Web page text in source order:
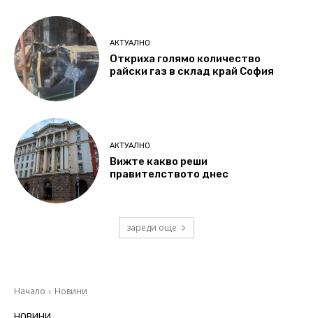
АКТУАЛНО
Откриха голямо количество
райски газ в склад край София
АКТУАЛНО
Вижте какво реши
правителството днес
зареди още